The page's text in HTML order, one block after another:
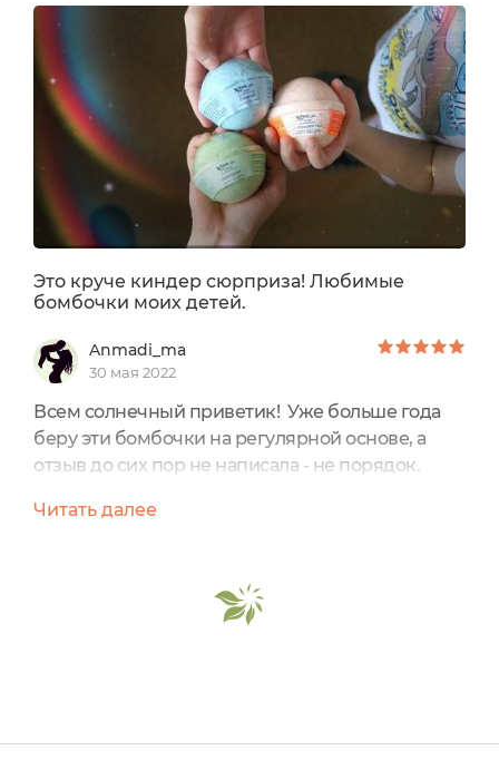
коллекция игрушек, которые находятся
внутри. В этот раз у нас с игрушкой номер 2.Его
вес 120 грамм, а цена всего 190 рублей.Гейзер
заявлен как гипоаллергенный...
Это круче киндер сюрприза! Любимые
бомбочки моих детей.
Anmadi_ma
30 мая 2022
Всем солнечный приветик! Уже больше года
беру эти бомбочки на регулярной основе, а
отзыв до сих пор не написала - не порядок.
мальчишек, и не спроста - потому что внутри
вдвойне интереснее и приятнее.У нас дома
стратегический запас шариков Шоколатте, и он
Читать далее